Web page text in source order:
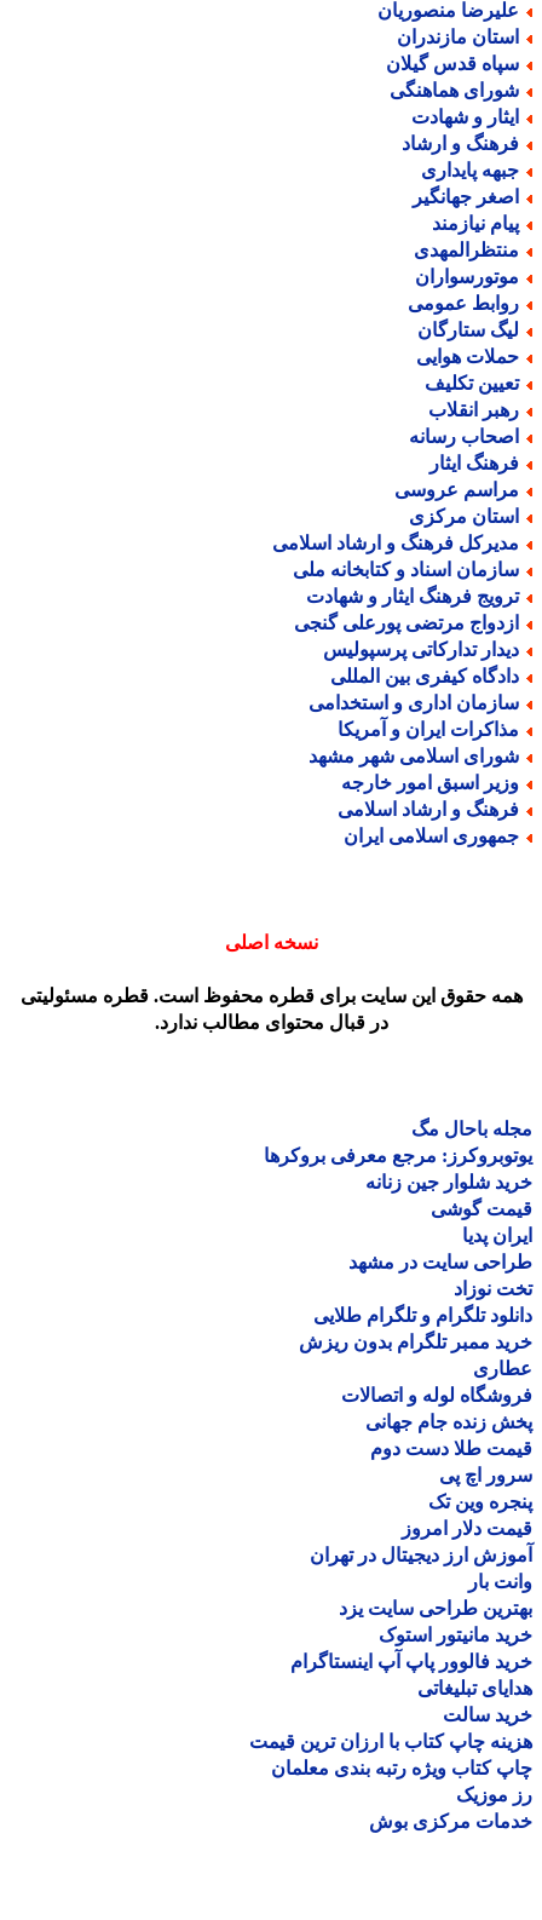
منصوریان
مازندران
قدس گیلان
هماهنگی
و شهادت
و ارشاد
پایداری
جهانگیر
نیازمند
عمومی
ستارگان
هوایی
تکلیف
انقلاب
رسانه
ایثار
عروسی
مرکزی
فرهنگ و ارشاد اسلامی
اسناد و کتابخانه ملی
فرهنگ ایثار و شهادت
مرتضی پورعلی گنجی
تدارکاتی پرسپولیس
کیفری بین المللی
اداری و استخدامی
ایران و آمریکا
اسلامی شهر مشهد
اسبق امور خارجه
و ارشاد اسلامی
اسلامی ایران
نسخه اصلی
حقوق این سایت برای قطره محفوظ است. قطره مسئولیتی
در قبال محتوای مطالب ندارد.
باحال مگ
مرجع معرفی بروکرها
شلوار جین زنانه
گوشی
پدیا
سایت در مشهد
نوزاد
تلگرام و تلگرام طلایی
ممبر تلگرام بدون ریزش
لوله و اتصالات
زنده جام جهانی
طلا دست دوم
اچ پی
وین تک
دلار امروز
ارز دیجیتال در تهران
بار
طراحی سایت یزد
مانیتور استوک
فالوور پاپ آپ اینستاگرام
تبلیغاتی
سالت
چاپ کتاب با ارزان ترین قیمت
کتاب ویژه رتبه بندی معلمان
موزیک
مرکزی بوش